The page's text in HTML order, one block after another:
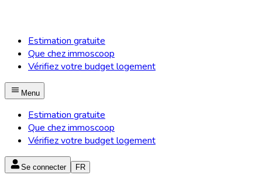
Estimation gratuite
Que chez immoscoop
Vérifiez votre budget logement
Menu
Estimation gratuite
Que chez immoscoop
Vérifiez votre budget logement
Se connecter FR